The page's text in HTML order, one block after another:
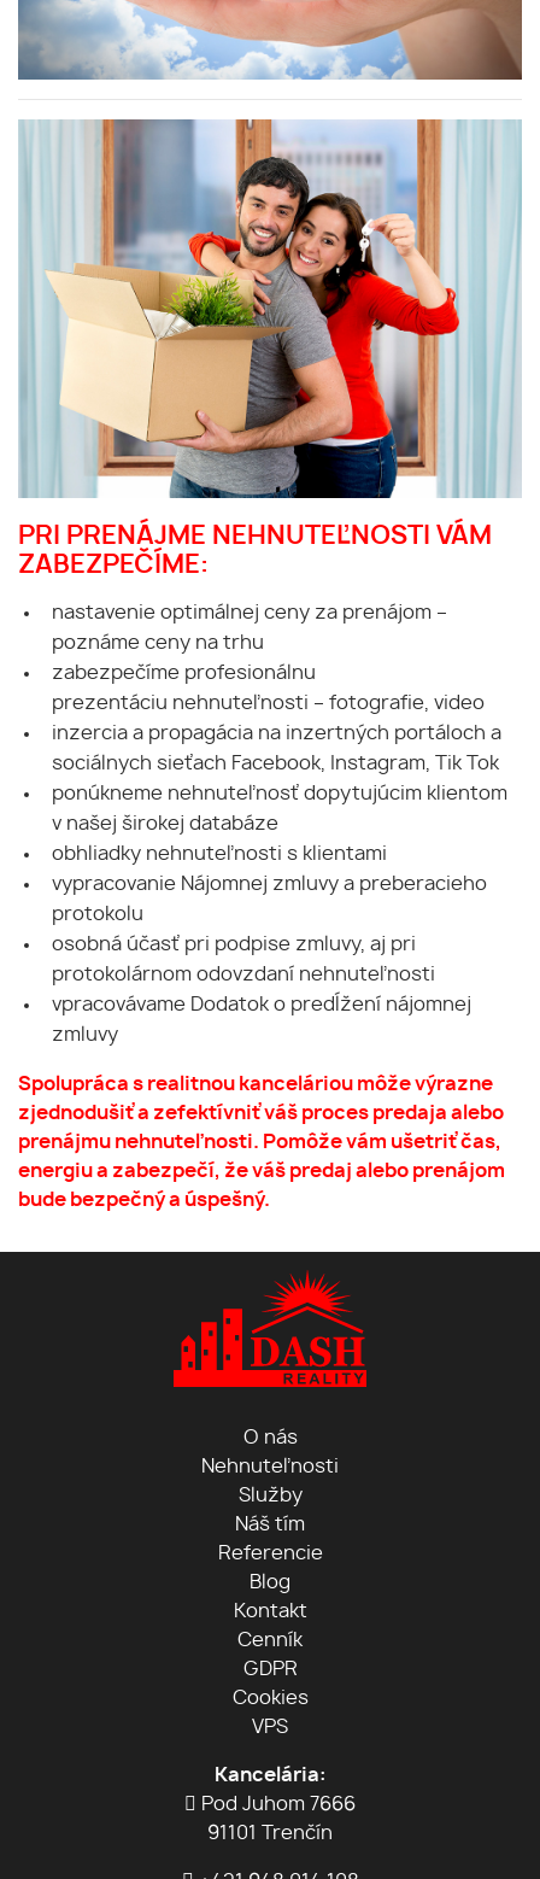
PRI PRENÁJME NEHNUTEĽNOSTI VÁM
ZABEZPEČÍME:
nastavenie optimálnej ceny za prenájom –
poznáme ceny na trhu
zabezpečíme profesionálnu
prezentáciu nehnuteľnosti – fotografie, video
inzercia a propagácia na inzertných portáloch a
sociálnych sieťach Facebook, Instagram, Tik Tok
ponúkneme nehnuteľnosť dopytujúcim klientom
v našej širokej databáze
obhliadky nehnuteľnosti s klientami
vypracovanie Nájomnej zmluvy a preberacieho
protokolu
osobná účasť pri podpise zmluvy, aj pri
protokolárnom odovzdaní nehnuteľnosti
vpracovávame Dodatok o predĺžení nájomnej
zmluvy
Spolupráca s realitnou kanceláriou môže výrazne
zjednodušiť a zefektívniť váš proces predaja alebo
prenájmu nehnuteľnosti. Pomôže vám ušetriť čas,
energiu a zabezpečí, že váš predaj alebo prenájom
bude bezpečný a úspešný.
O nás
Nehnuteľnosti
Služby
Náš tím
Referencie
Blog
Kontakt
Cenník
GDPR
Cookies
VPS
Kancelária:
Pod Juhom 7666
91101 Trenčín